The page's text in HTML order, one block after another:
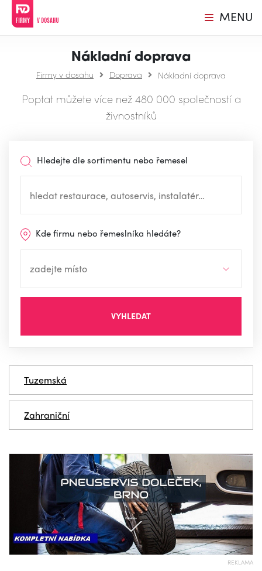
MENU
Nákladní doprava
Firmy v dosahu Doprava Nákladní doprava
Poptat můžete více než 480 000 společností a
živnostníků
Hledejte dle sortimentu nebo řemesel
Kde firmu nebo řemeslníka hledáte?
VYHLEDAT
Tuzemská
Zahraniční
REKLAMA